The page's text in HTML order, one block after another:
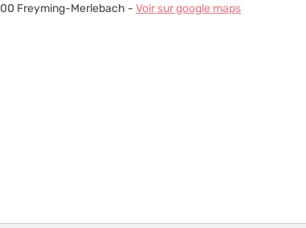
Freyming-Merlebach - Voir sur google maps